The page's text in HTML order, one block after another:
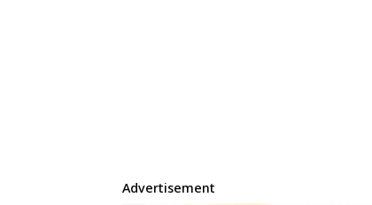
Advertisement